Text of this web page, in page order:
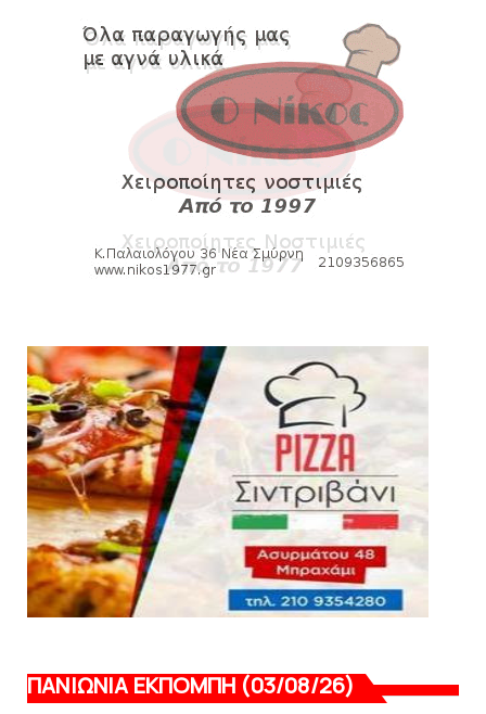
HEADLINES
Kυανέρυθρη και επίσημα η Πάτερου
August 04, 2026
SLIDE
Πανιώνια Εκπομπή: Έπεσε η αυλαία της
σεζόν με όλη την επικαι...
August 04, 2026
ΕΠΙΚΑΙΡΟΤΗΤΑ
LIVE η Πανιώνια Εκπομπή!
Eνίσχυση στους ψηλούς με τον Μέισον
Γουόλτερς για τον Ιστορι...
August 03, 2026
ΠΑΝΙΩΝΙΑ ΕΚΠΟΜΠΗ (03/08/26)